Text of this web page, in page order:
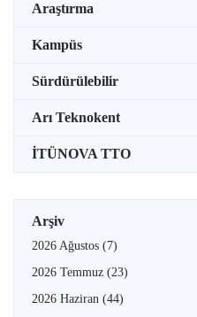
Araştırma
Kampüs
Sürdürülebilir
Arı Teknokent
İTÜNOVA TTO
Arşiv
2026 Ağustos (7)
2026 Temmuz (23)
2026 Haziran (44)